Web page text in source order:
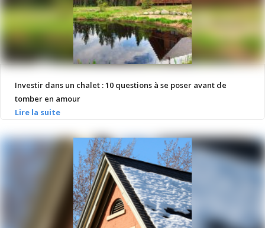
Investir dans un chalet : 10 questions à se poser avant de
tomber en amour